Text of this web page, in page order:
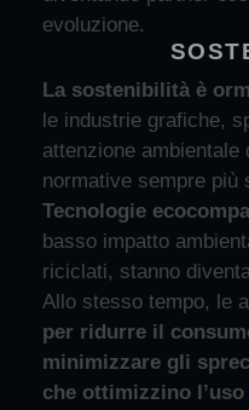
evoluzione.
La sostenibilità è
le industrie grafiche,
attenzione
normative sempre più
Tecnologie
basso impatto
riciclati, stanno
Allo stesso tempo, l e
per ridurre il
minimizzare gli
che ottimizzino l ’